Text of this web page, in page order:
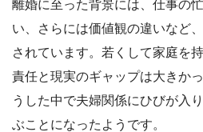
離婚に至った背景には、仕事の
い、さらには価値観の違いなど
されています。若くして家庭を
責任と現実のギャップは大きか
うした中で夫婦関係にひびが入
ぶことになったようです。